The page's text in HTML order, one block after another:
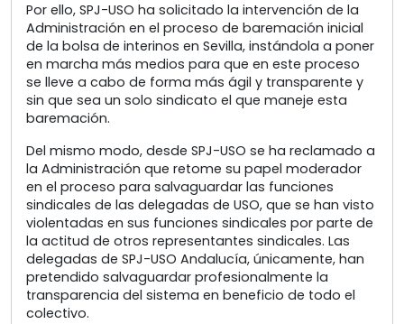
Por ello, SPJ-USO ha solicitado la intervención de la
Administración en el proceso de baremación inicial
de la bolsa de interinos en Sevilla, instándola a poner
en marcha más medios para que en este proceso
se lleve a cabo de forma más ágil y transparente y
sin que sea un solo sindicato el que maneje esta
baremación.
Del mismo modo, desde SPJ-USO se ha reclamado a
la Administración que retome su papel moderador
en el proceso para salvaguardar las funciones
sindicales de las delegadas de USO, que se han visto
violentadas en sus funciones sindicales por parte de
la actitud de otros representantes sindicales. Las
delegadas de SPJ-USO Andalucía, únicamente, han
pretendido salvaguardar profesionalmente la
transparencia del sistema en beneficio de todo el
colectivo.